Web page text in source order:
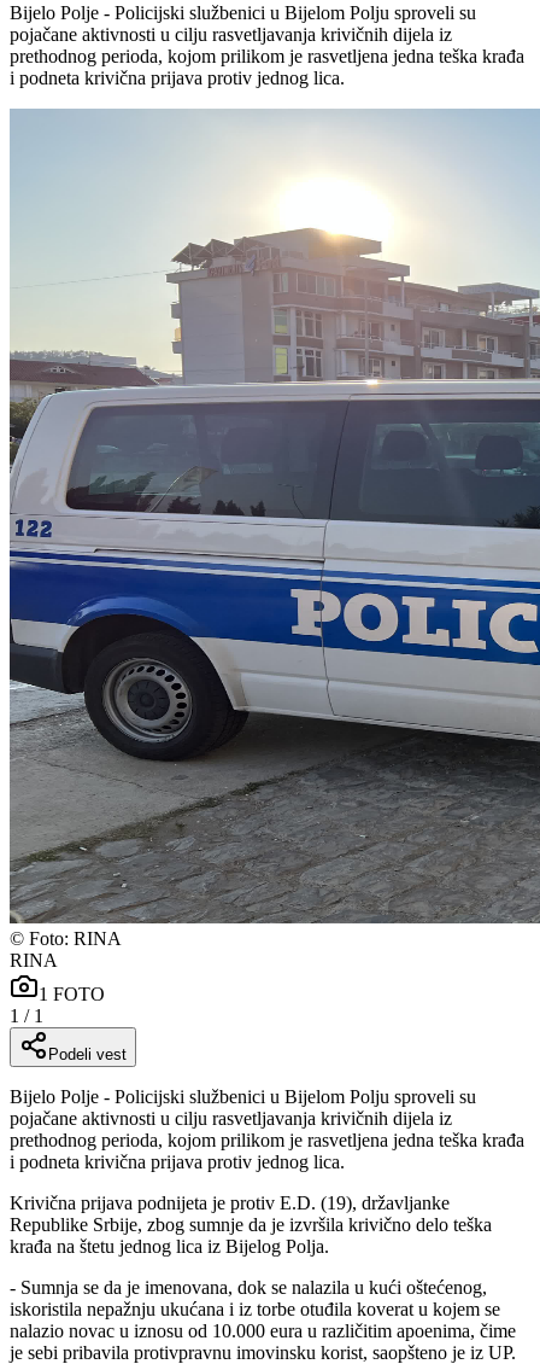
Bijelo Polje - Policijski službenici u Bijelom Polju sproveli su
pojačane aktivnosti u cilju rasvetljavanja krivičnih dijela iz
prethodnog perioda, kojom prilikom je rasvetljena jedna teška krađa
i podneta krivična prijava protiv jednog lica.
© Foto: RINA
RINA
1 FOTO
1 / 1
Podeli vest
Bijelo Polje - Policijski službenici u Bijelom Polju sproveli su
pojačane aktivnosti u cilju rasvetljavanja krivičnih dijela iz
prethodnog perioda, kojom prilikom je rasvetljena jedna teška krađa
i podneta krivična prijava protiv jednog lica.
Krivična prijava podnijeta je protiv E.D. (19), državljanke
Republike Srbije, zbog sumnje da je izvršila krivično delo teška
krađa na štetu jednog lica iz Bijelog Polja.
- Sumnja se da je imenovana, dok se nalazila u kući oštećenog,
iskoristila nepažnju ukućana i iz torbe otuđila koverat u kojem se
nalazio novac u iznosu od 10.000 eura u različitim apoenima, čime
je sebi pribavila protivpravnu imovinsku korist, saopšteno je iz UP.